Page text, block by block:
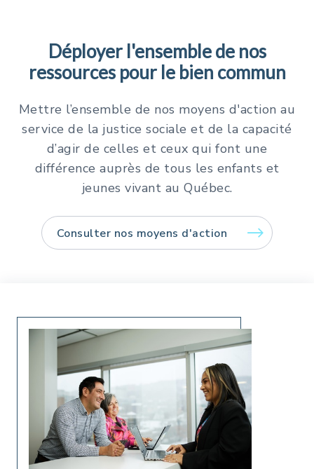
Déployer l'ensemble de nos
ressources pour le bien commun
Mettre l’ensemble de nos moyens d'action au
service de la justice sociale et de la capacité
d’agir de celles et ceux qui font une
différence auprès de tous les enfants et
jeunes vivant au Québec.
Consulter nos moyens d'action